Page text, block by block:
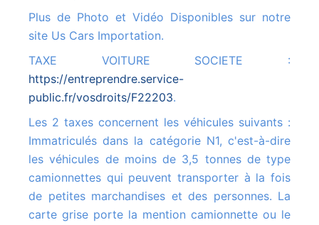
Plus de Photo et Vidéo Disponibles sur notre
site Us Cars Importation.
TAXE VOITURE SOCIETE :
https://entreprendre.service-
public.fr/vosdroits/F22203.
Les 2 taxes concernent les véhicules suivants :
Immatriculés dans la catégorie N1, c'est-à-dire
les véhicules de moins de 3,5 tonnes de type
camionnettes qui peuvent transporter à la fois
de petites marchandises et des personnes. La
carte grise porte la mention camionnette ou le